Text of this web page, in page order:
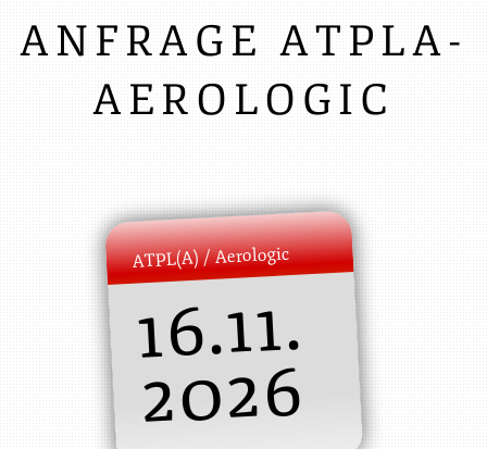
ANFRAGE ATPLA-
AEROLOGIC
ATPL(A) / Aerologic
16.11.
2026